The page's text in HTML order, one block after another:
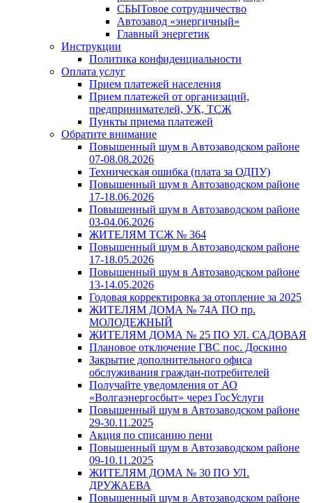
СБЫТовое сотрудничество
Автозавод «энергичный»
Главный энергетик
Инструкции
Политика конфиденциальности
Оплата услуг
Прием платежей населения
Прием платежей от организаций,
предпринимателей, УК, ТСЖ
Пункты приема платежей
Обратите внимание
Повышенный шум в Автозаводском районе
07-08.08.2026
Техническая ошибка (плата за ОДПУ)
Повышенный шум в Автозаводском районе
17-18.06.2026
Повышенный шум в Автозаводском районе
03-04.06.2026
ЖИТЕЛЯМ ТСЖ № 364
Повышенный шум в Автозаводском районе
17-18.05.2026
Повышенный шум в Автозаводском районе
13-14.05.2026
Годовая корректировка за отопление за 2025
ЖИТЕЛЯМ ДОМА № 74А ПО пр.
МОЛОДЕЖНЫЙ
ЖИТЕЛЯМ ДОМА № 25 ПО УЛ. САДОВАЯ
Плановое отключение ГВС пос. Доскино
Закрытие дополнительного офиса
обслуживания граждан-потребителей
Получайте уведомления от АО
«Волгаэнергосбыт» через ГосУслуги
Повышенный шум в Автозаводском районе
29-30.11.2025
Акция по списанию пени
Повышенный шум в Автозаводском районе
09-10.11.2025
ЖИТЕЛЯМ ДОМА № 30 ПО УЛ.
ДРУЖАЕВА
Повышенный шум в Автозаводском районе